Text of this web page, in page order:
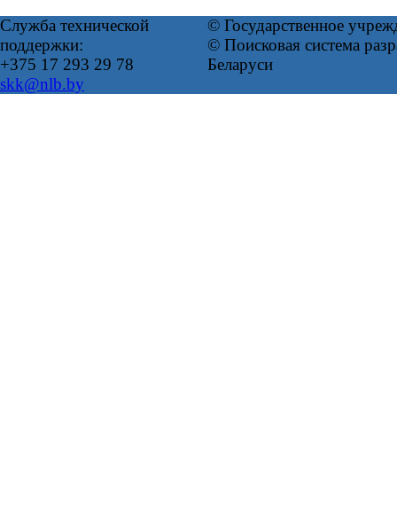
Служба технической
поддержки:
+375 17 293 29 78
skk@nlb.by
© Государственное
© Поисковая система
Беларуси